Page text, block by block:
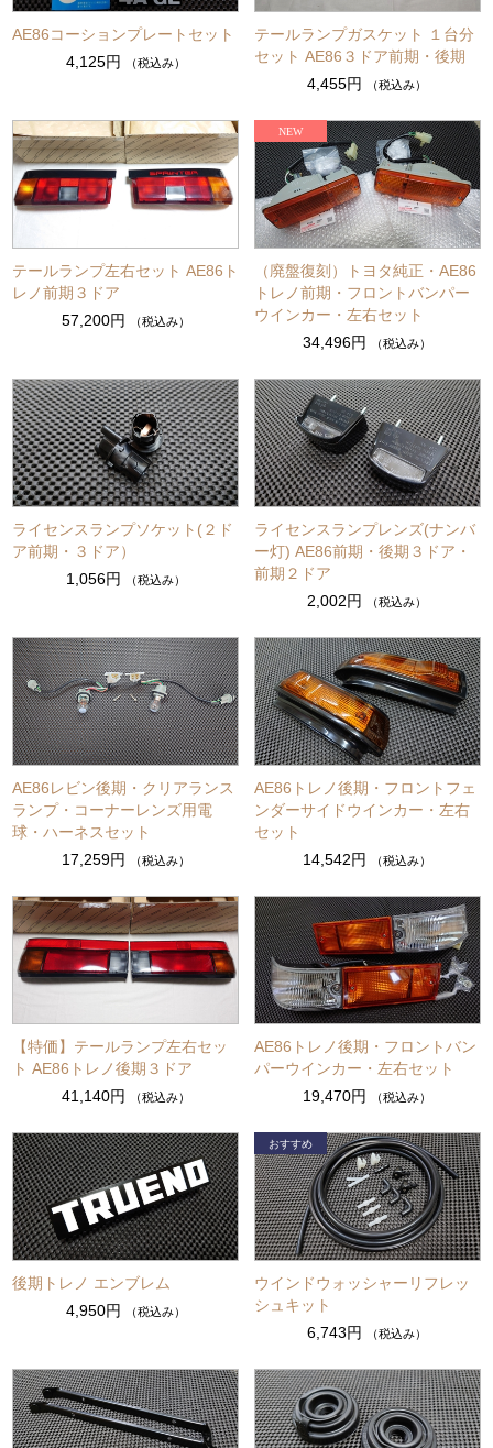
AE86コーションプレートセット
4,125円
（税込み）
テールランプガスケット １台分
セット AE86３ドア前期・後期
4,455円
（税込み）
テールランプ左右セット AE86ト
レノ前期３ドア
57,200円
（税込み）
（廃盤復刻）トヨタ純正・AE86
トレノ前期・フロントバンパー
ウインカー・左右セット
34,496円
（税込み）
ライセンスランプソケット(２ド
ア前期・３ドア）
1,056円
（税込み）
ライセンスランプレンズ(ナンバ
ー灯) AE86前期・後期３ドア・
前期２ドア
2,002円
（税込み）
AE86レビン後期・クリアランス
ランプ・コーナーレンズ用電
球・ハーネスセット
17,259円
（税込み）
AE86トレノ後期・フロントフェ
ンダーサイドウインカー・左右
セット
14,542円
（税込み）
【特価】テールランプ左右セッ
ト AE86トレノ後期３ドア
41,140円
（税込み）
AE86トレノ後期・フロントバン
パーウインカー・左右セット
19,470円
（税込み）
後期トレノ エンブレム
4,950円
（税込み）
ウインドウォッシャーリフレッ
シュキット
6,743円
（税込み）